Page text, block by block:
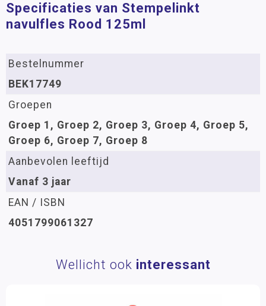
Specificaties van Stempelinkt
navulfles Rood 125ml
Bestelnummer
BEK17749
Groepen
Groep 1, Groep 2, Groep 3, Groep 4, Groep 5,
Groep 6, Groep 7, Groep 8
Aanbevolen leeftijd
Vanaf 3 jaar
EAN / ISBN
4051799061327
Wellicht ook interessant